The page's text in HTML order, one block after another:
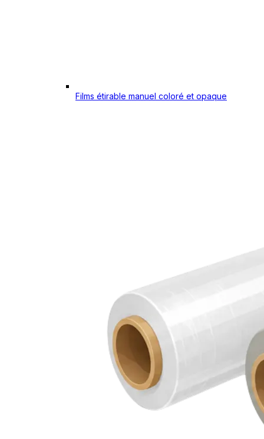
Films étirable manuel coloré et opaque